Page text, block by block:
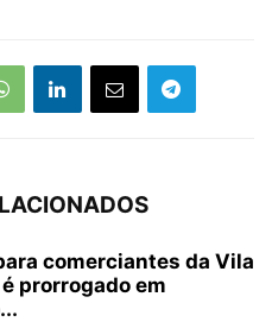
comerciantes da Vila
prorrogado em